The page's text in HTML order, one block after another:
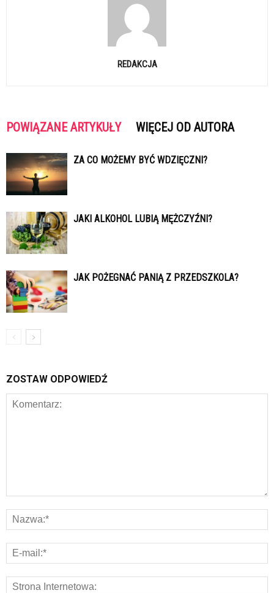
REDAKCJA
POWIĄZANE ARTYKUŁY WIĘCEJ OD AUTORA
ZA CO MOŻEMY BYĆ WDZIĘCZNI?
JAKI ALKOHOL LUBIĄ MĘŻCZYŹNI?
JAK POŻEGNAĆ PANIĄ Z PRZEDSZKOLA?
ZOSTAW ODPOWIEDŹ